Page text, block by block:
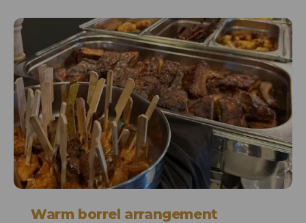
Warm borrel arrangement